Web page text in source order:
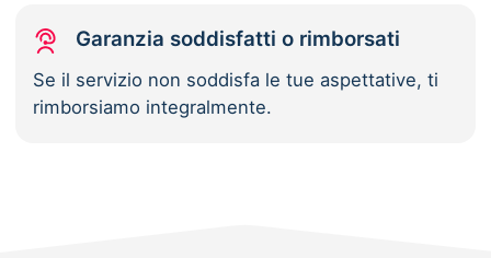
Garanzia soddisfatti o rimborsati
Se il servizio non soddisfa le tue aspettative, ti
rimborsiamo integralmente.